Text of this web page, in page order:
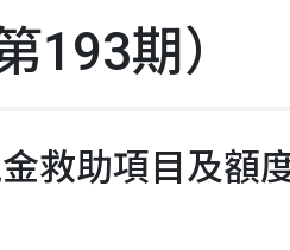
193期）
救助項目及額